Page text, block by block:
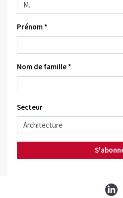
Prénom *
Nom de famille *
Secteur